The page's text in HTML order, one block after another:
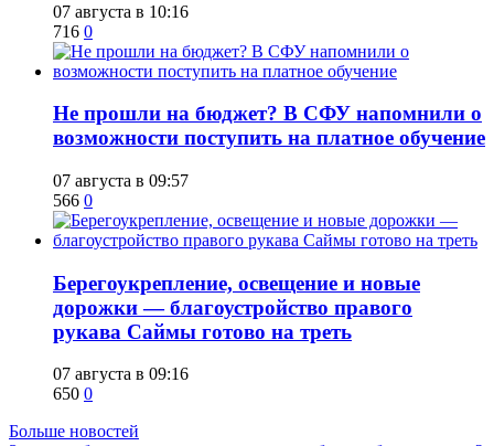
07 августа в 10:16
716 0
Не прошли на бюджет? В СФУ напомнили о
возможности поступить на платное обучение
07 августа в 09:57
566 0
Берегоукрепление, освещение и новые
дорожки — благоустройство правого
рукава Саймы готово на треть
07 августа в 09:16
650 0
Больше новостей